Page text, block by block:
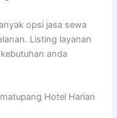
opsi jasa sewa
Listing layanan
anda
Hotel Harian